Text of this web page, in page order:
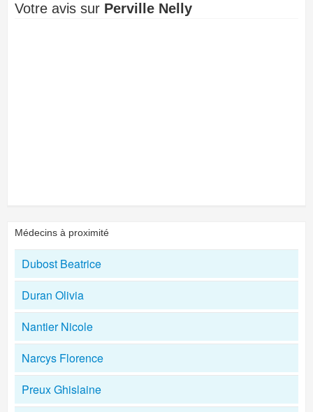
Votre avis sur Perville Nelly
Médecins à proximité
Dubost Beatrice
Duran Olivia
Nantier Nicole
Narcys Florence
Preux Ghislaine